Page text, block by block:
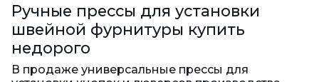
Ручные прессы для установки
швейной фурнитуры купить
недорого
В продаже универсальные прессы для